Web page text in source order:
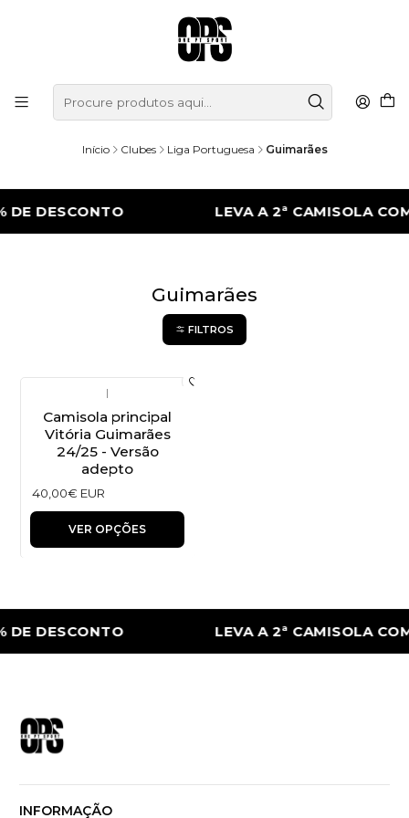
Início Clubes Liga Portuguesa Guimarães
DESCONTO LEVA A 2ª CAMISOLA
Guimarães
FILTROS
|
Camisola principal
Vitória Guimarães
24/25 - Versão
adepto
40,00€ EUR
VER OPÇÕES
DESCONTO LEVA A 2ª CAMISOLA
INFORMAÇÃO